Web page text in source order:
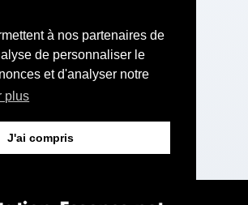
à nos partenaires de
de personnaliser le
et d'analyser notre
plus
J'ai compris